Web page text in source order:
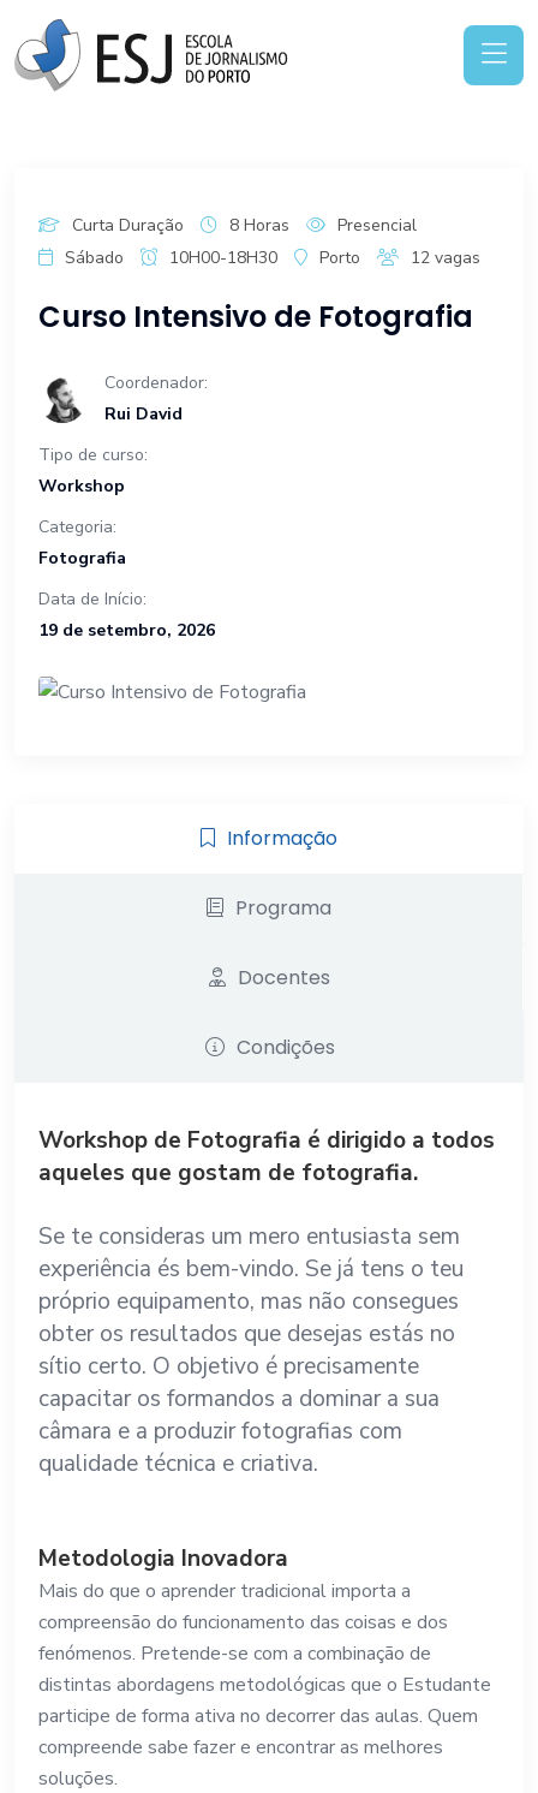
Curta Duração 8 Horas
Presencial
Sábado
10H00-18H30 Porto 12 vagas
Curso Intensivo de Fotografia
Coordenador:
Rui David
Tipo de curso:
Workshop
Categoria:
Fotografia
Data de Início:
19 de setembro, 2026
Informação
Programa
Docentes
Condições
Workshop de Fotografia é dirigido a todos
aqueles que gostam de fotografia.
Se te consideras um mero entusiasta sem
experiência és bem-vindo. Se já tens o teu
próprio equipamento, mas não consegues
obter os resultados que desejas estás no
sítio certo. O objetivo é precisamente
capacitar os formandos a dominar a sua
câmara e a produzir fotografias com
qualidade técnica e criativa.
Metodologia Inovadora
Mais do que o aprender tradicional importa a
compreensão do funcionamento das coisas e dos
fenómenos. Pretende-se com a combinação de
distintas abordagens metodológicas que o Estudante
participe de forma ativa no decorrer das aulas. Quem
compreende sabe fazer e encontrar as melhores
soluções.